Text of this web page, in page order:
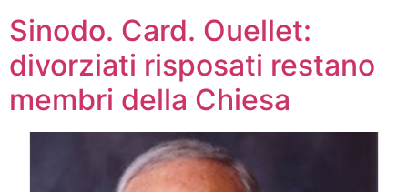
Sinodo. Card. Ouellet:
divorziati risposati restano
membri della Chiesa